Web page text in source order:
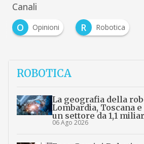
Canali
O
Opinioni R Robotica
ROBOTICA
La geografia della
Lombardia, Toscana
un settore da 1,1
06 Ago 2026